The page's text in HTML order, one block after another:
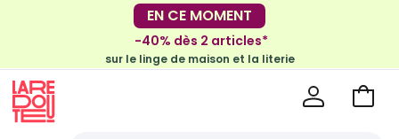
EN CE MOMENT
-30€ tous les 100€*
-40% dès 2 articles*
sur le linge de maison et la literie
Voir